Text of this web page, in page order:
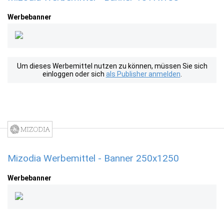
Werbebanner
Um dieses Werbemittel nutzen zu können, müssen Sie sich
einloggen oder sich als Publisher anmelden
Mizodia Werbemittel - Banner 250x1250
Werbebanner